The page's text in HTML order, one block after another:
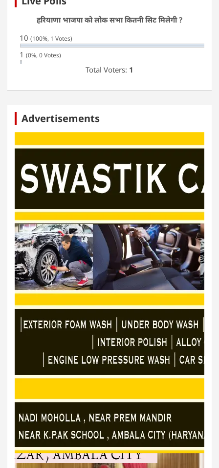
हरियाणा भाजपा को लोक सभा कितनी सिट मिलेगी ?
10 (100%, 1 Votes)
1 (0%, 0 Votes)
Total Voters: 1
Advertisements